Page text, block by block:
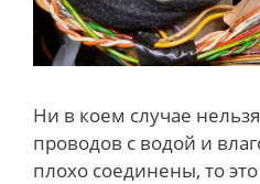
Ни в коем случае
проводов с водой и
плохо соединены, то